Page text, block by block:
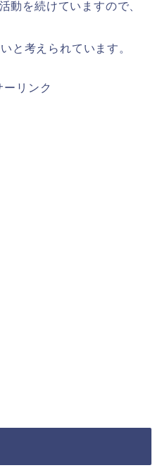
動を続けていますので、
と考えられています。
ーリンク